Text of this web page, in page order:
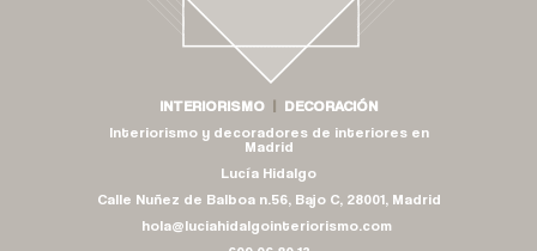
INTERIORISMO
DECORACIÓN
Interiorismo y decoradores de interiores en
Madrid
Lucía Hidalgo
Calle Nuñez de Balboa n.56, Bajo C, 28001, Madrid
hola@luciahidalgointeriorismo.com